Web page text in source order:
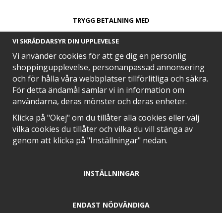
TRYGG BETALNING MED​
SNABB LEVERANS MED
EN DEL AV
VI SKRÄDDARSYR DIN UPPLEVELSE
Vi använder cookies för att ge dig en personlig
shoppingupplevelse, personanpassad annonsering
och för hålla våra webbplatser tillförlitliga och säkra.
För detta ändamål samlar vi in information om
användarna, deras mönster och deras enheter.
Klicka på "Okej" om du tillåter alla cookies eller välj
vilka cookies du tillåter och vilka du vill stänga av
genom att klicka på "Inställningar" nedan.
INSTÄLLNINGAR
ENDAST NÖDVÄNDIGA